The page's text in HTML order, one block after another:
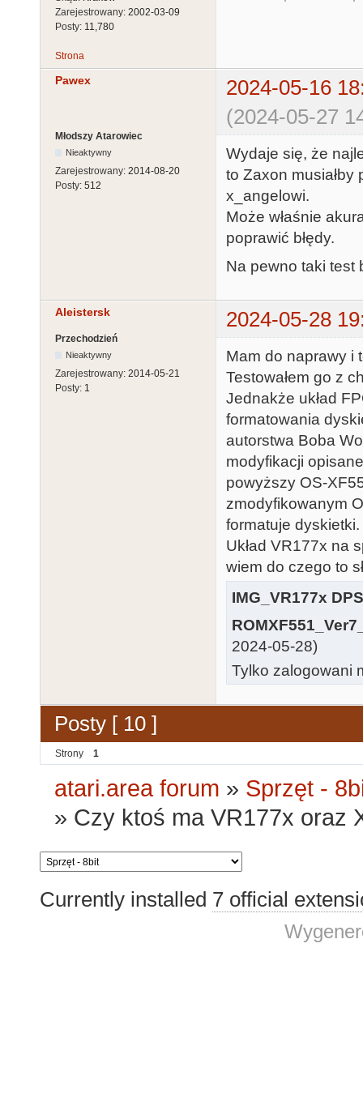
Zarejestrowany: 2002-03-09
Posty: 11,780
Strona
Pawex
2024-05-16
(2024-05-27
Młodszy Atarowiec
Nieaktywny
Zarejestrowany: 2014-08-20
Posty: 512
Wydaje się, że
to Zaxon
x_angelowi.
Może właśnie
poprawić błędy.
Na pewno taki test
Aleistersk 2024-05-28
Przechodzień
Nieaktywny
Zarejestrowany: 2014-05-21
Posty: 1
Mam do naprawy i
Testowałem go z
Jednakże układ
formatowania
autorstwa Boba
modyfikacji
powyższy OS-
zmodyfikowanym
formatuje dyskietki.
Układ VR177x na
wiem do czego to
IMG_VR177x
2024-05-28)
Tylko zalogowani
Posty [ 10 ]
Strony 1
atari.area forum » Sprzęt -
» Czy ktoś ma VR177x oraz
Currently installed 7 official